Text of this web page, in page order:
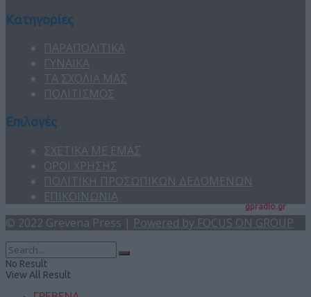
Κατηγορίες
ΠΑΡΑΠΟΛΙΤΙΚΑ
ΓΥΝΑΙΚΑ
ΤΑ ΣΧΟΛΙΑ ΜΑΣ
ΠΟΛΙΤΙΣΜΟΣ
Επιλογές
ΣΧΕΤΙΚΑ ΜΕ ΕΜΑΣ
ΟΡΟΙ ΧΡΗΣΗΣ
ΠΟΛΙΤΙΚΗ ΠΡΟΣΩΠΙΚΩΝ ΔΕΔΟΜΕΝΩΝ
ΕΠΙΚΟΙΝΩΝΙΑ
© 2022 Grevena Press | Powered by FOCUS ON GROUP
No Result
View All Result
gpradio.gr